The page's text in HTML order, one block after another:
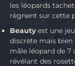
les léopards
règnent sur cette
Beautyest une
discrète mais bien
mâle léopard de 7
révélant des